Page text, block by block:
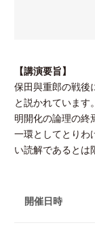
【講演要旨】
保田與重郎の戦後
と説かれています
明開化の論理の終
一環としてとりわ
い読解であるとは
開催日時